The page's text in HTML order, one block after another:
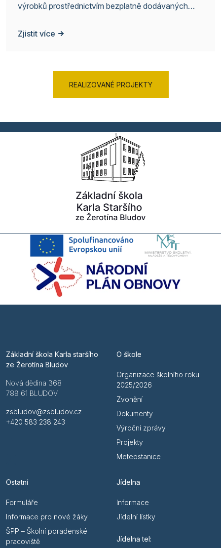
výrobků prostřednictvím bezplatně dodávaných
opatření mají za cíl zvyšovat znalost žáků o
zemědělské výrobě.
Zjistit více
REALIZOVANÉ PROJEKTY
Základní škola Karla staršího
ze Žerotína Bludov
Nová dědina 368
789 61 BLUDOV
zsbludov@zsbludov.cz
+420 583 238 243
O škole
Organizace školního roku
2025/2026
Zvonění
Dokumenty
Výroční zprávy
Projekty
Meteostanice
Ostatní
Formuláře
Informace pro nové žáky
ŠPP – Školní poradenské
pracoviště
Jídelna
Informace
Jídelní lístky
Jídelna tel: